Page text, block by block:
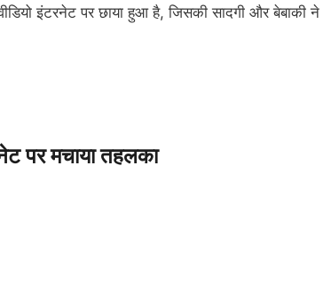
इंटरनेट पर छाया हुआ है, जिसकी सादगी और बेबाकी ने
पर मचाया तहलका